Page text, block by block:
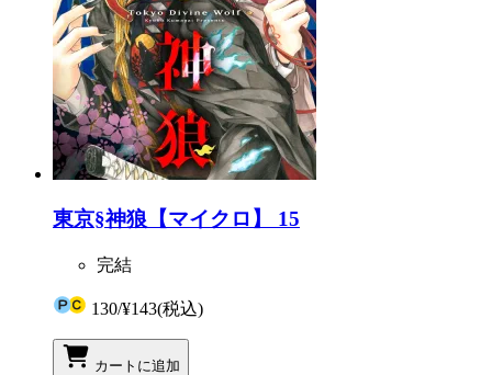
東京§神狼【マイクロ】 15
完結
130/¥143(税込)
カートに追加